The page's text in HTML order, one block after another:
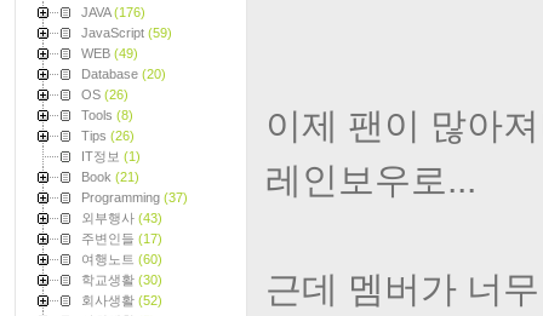
JAVA(176)
JavaScript (59)
WEB (49)
Database (20)
OS (26)
Tools (8)
Tips (26)
IT정보 (1)
Book (21)
Programming (37)
외부행사 (43)
주변인들 (17)
여행노트 (60)
학교생활 (30)
회사생활 (52)
이제 팬이 많아
레인보우로...
근데 멤버가 너